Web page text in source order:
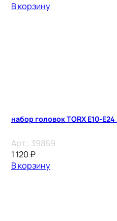
В корзину
набор головок TORX E10-
Арт.: 39869
1 120 ₽
В корзину